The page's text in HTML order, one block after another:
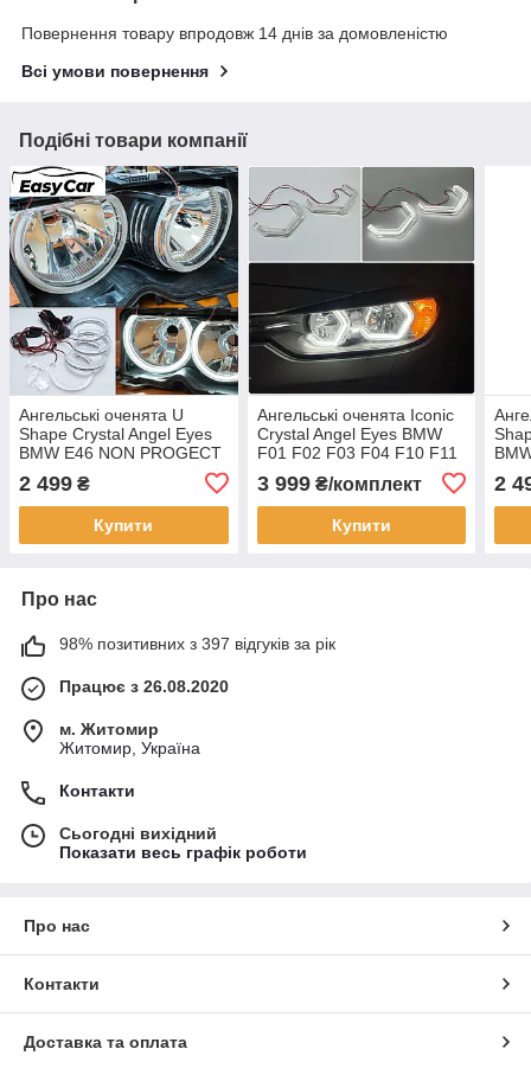
Повернення товару впродовж 14 днів за домовленістю
Всі умови повернення
Подібні товари компанії
Ангельські оченята U
Shape Crystal Angel Eyes
BMW E46 NON PROGECT
2 499 ₴
Купити
Ангельські оченята Iconic
Crystal Angel Eyes BMW
F01 F02 F03 F04 F10 F11
3 999₴/комплект
Купити
2
Про нас
98% позитивних з 397 відгуків за рік
Працює з 26.08.2020
м. Житомир
Житомир, Україна
Контакти
Сьогодні вихідний
Показати весь графік роботи
Про нас
Контакти
Доставка та оплата